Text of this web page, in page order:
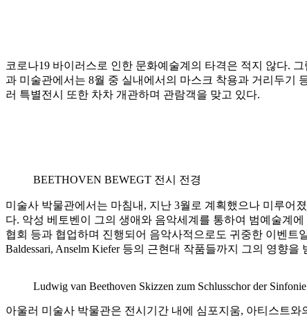
코로나19 바이러스로 인한 문화예술계의 타격은 적지 않다.
과 미술관에서는 8월 중 실내에서의 마스크 착용과 거리두기
러 특별전시 또한 차차 개관하며 관람객을 맞고 있다.
BEETHOVEN BEWEGT 전시 전경
미술사 박물관에서는 마침내, 지난 3월로 계획했으나 미루어
다. 악성 베토벤이 그의 생애와 음악세계를 통하여 범예술계
협회 등과 협업하며 진행되어 음악사적으로도 귀중한 이벤트
Baldessari, Anselm Kiefer 등의 근현대 작품들까지 그의 영향을
Ludwig van Beethoven Skizzen zum Schlusschor der
아울러 미술사 박물관은 전시기간 내에 심포지움, 아티스트